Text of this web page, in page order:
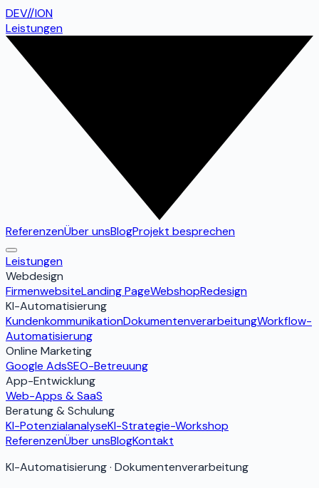
DEV//ION
Leistungen
ReferenzenÜber unsBlogProjekt besprechen
Leistungen
Webdesign
FirmenwebsiteLanding PageWebshopRedesign
KI-Automatisierung
KundenkommunikationDokumentenverarbeitungWorkflow-
Automatisierung
Online Marketing
Google AdsSEO-Betreuung
App-Entwicklung
Web-Apps & SaaS
Beratung & Schulung
KI-PotenzialanalyseKI-Strategie-Workshop
ReferenzenÜber unsBlogKontakt
KI-Automatisierung · Dokumentenverarbeitung